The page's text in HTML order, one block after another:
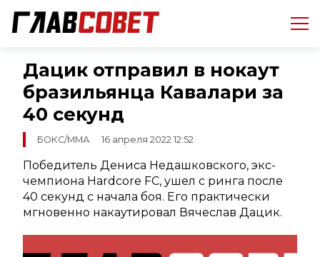
Дацик отправил в нокаут
бразильянца Кавалари за
40 секунд
БОКС/ММА 16 апреля 2022 12:52
Победитель Дениса Недашковского, экс-
чемпиона Hardcore FC, ушел с ринга после
40 секунд с начала боя. Его практически
мгновенно накаутировал Вячеслав Дацик.